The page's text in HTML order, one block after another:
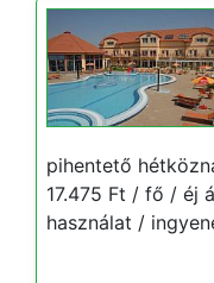
pihentető
17.475 Ft / fő / éj
használat /